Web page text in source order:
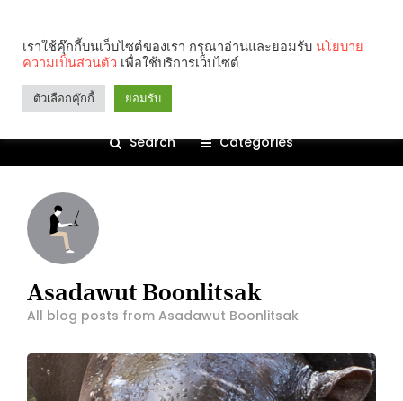
Search Categories
Asadawut Boonlitsak
All blog posts from Asadawut Boonlitsak
เราใช้คุ๊กกี้บนเว็บไซต์ของเรา กรุณาอ่านและยอมรับ นโยบาย
ความเป็นส่วนตัว เพื่อใช้บริการเว็บไซต์
ตัวเลือกคุ๊กกี้ ยอมรับ